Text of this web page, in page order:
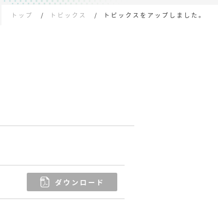
トップ トピックス トピックスをアップしました。
ダウンロード